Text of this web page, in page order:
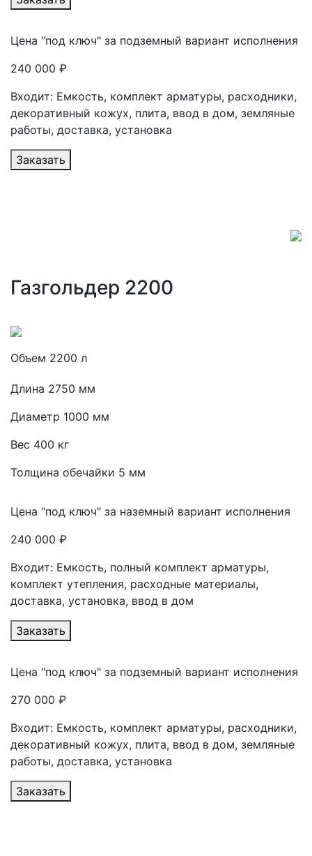
Цена "под ключ" за подземный вариант исполнения
240 000 ₽
Входит: Емкость, комплект арматуры, расходники,
декоративный кожух, плита, ввод в дом, земляные
работы, доставка, установка
Заказать
Газгольдер 2200
Объем 2200 л
Длина 2750 мм
Диаметр 1000 мм
Вес 400 кг
Толщина обечайки 5 мм
Цена "под ключ" за наземный вариант исполнения
240 000 ₽
Входит: Емкость, полный комплект арматуры,
комплект утепления, расходные материалы,
доставка, установка, ввод в дом
Заказать
Цена "под ключ" за подземный вариант исполнения
270 000 ₽
Входит: Емкость, комплект арматуры, расходники,
декоративный кожух, плита, ввод в дом, земляные
работы, доставка, установка
Заказать